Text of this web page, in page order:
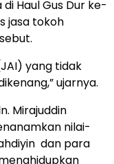
Haul Gus Dur ke-
jasa tokoh
yang tidak
ujarnya.
Mirajuddin
nilai-
dan para